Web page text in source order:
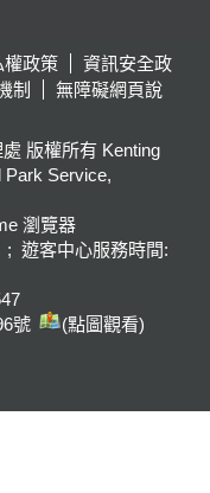
權政策
資訊安全政
制
無障礙網頁說
版權所有 Kenting
Park Service,
瀏覽器
; 遊客中心服務時間:
號
(點圖觀看)